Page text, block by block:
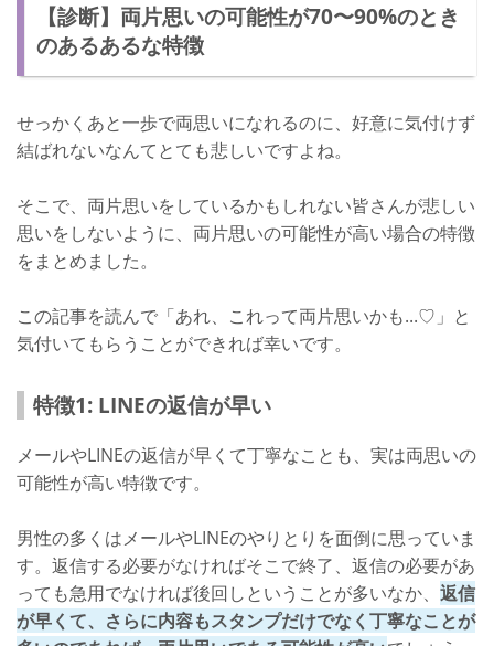
【診断】両片思いの可能性が70〜90%のとき
のあるあるな特徴
せっかくあと一歩で両思いになれるのに、好意に気付けず
結ばれないなんてとても悲しいですよね。
そこで、両片思いをしているかもしれない皆さんが悲しい
思いをしないように、両片思いの可能性が高い場合の特徴
をまとめました。
この記事を読んで「あれ、これって両片思いかも...♡」と
気付いてもらうことができれば幸いです。
特徴1: LINEの返信が早い
メールやLINEの返信が早くて丁寧なことも、実は両思いの
可能性が高い特徴です。
男性の多くはメールやLINEのやりとりを面倒に思っていま
す。返信する必要がなければそこで終了、返信の必要があ
っても急用でなければ後回しということが多いなか、 返信
が早くて、さらに内容もスタンプだけでなく丁寧なことが